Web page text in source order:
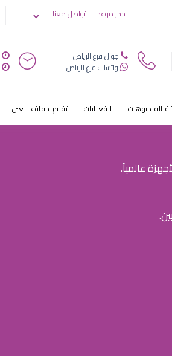
حجز موعد تواصل معنا
جوال فرع الرياض
واتساب فرع الرياض
الفيديوهات الفعاليات تقييم جفاف العين
عالمياً.